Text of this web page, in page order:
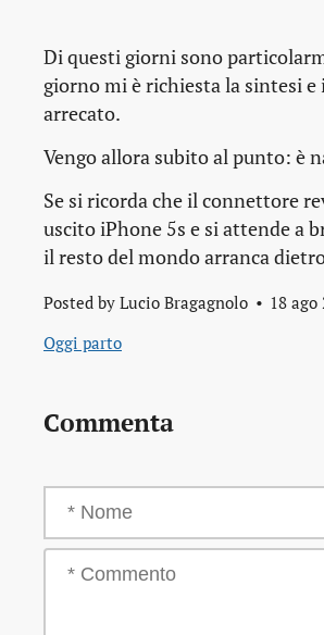
Di questi giorni sono
giorno mi è richiesta la sintesi e
arrecato.
Vengo allora subito al punto: è
Se si ricorda che il connettore
uscito iPhone 5s e si attende a
il resto del mondo arranca
Posted by Lucio Bragagnolo 18 ago
Oggi parto
Commenta